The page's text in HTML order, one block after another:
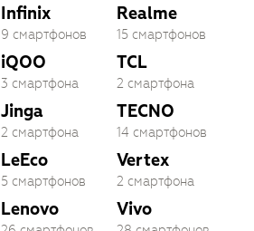
Infinix
9 смартфонов
iQOO
3 смартфона
Jinga
2 смартфона
LeEco
5 смартфонов
Lenovo
Realme
15 смартфонов
TCL
2 смартфона
TECNO
14 смартфонов
Vertex
2 смартфона
Vivo